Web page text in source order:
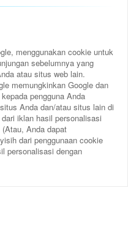
menggunakan cookie untuk
sebelumnya yang
atau situs web lain.
memungkinkan Google dan
pengguna Anda
Anda dan/atau situs lain di
iklan hasil personalisasi
(Atau, Anda dapat
dari penggunaan cookie
personalisasi dengan